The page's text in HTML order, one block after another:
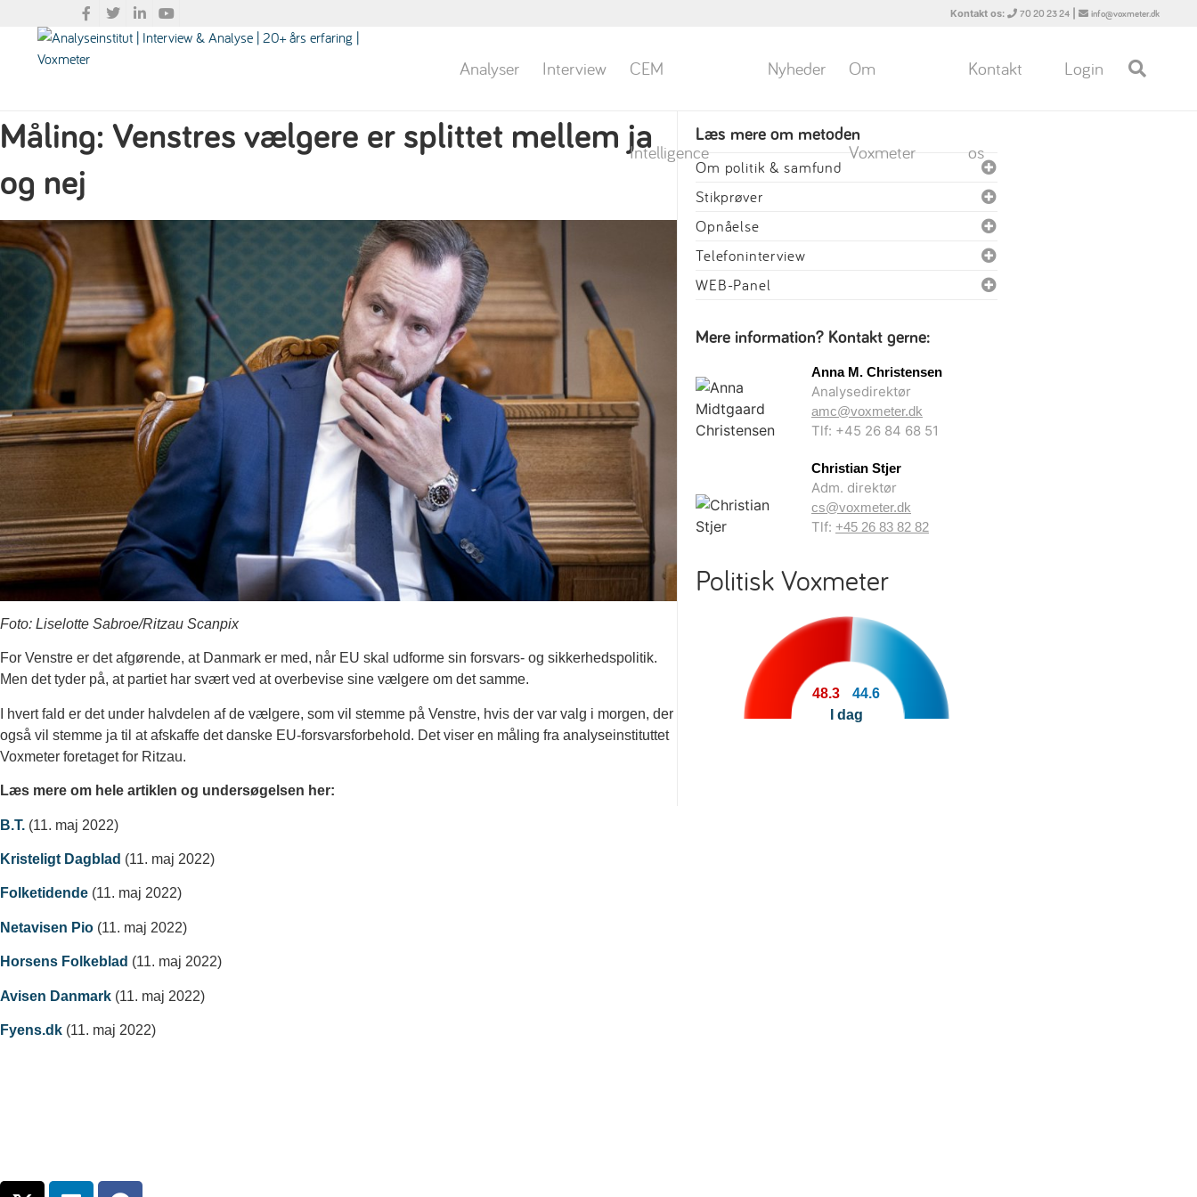
Kontakt os: 70 20 23 24 | info@voxmeter.dk
Analyser Interview CEM
Intelligence
Nyheder Om
Voxmeter
Kontakt
os
Login
Måling: Venstres vælgere er splittet mellem ja
og nej
Foto: Liselotte Sabroe/Ritzau Scanpix
For Venstre er det afgørende, at Danmark er med, når EU skal udforme sin forsvars- og sikkerhedspolitik.
Men det tyder på, at partiet har svært ved at overbevise sine vælgere om det samme.
I hvert fald er det under halvdelen af de vælgere, som vil stemme på Venstre, hvis der var valg i morgen, der
også vil stemme ja til at afskaffe det danske EU-forsvarsforbehold. Det viser en måling fra analyseinstituttet
Voxmeter foretaget for Ritzau.
Læs mere om hele artiklen og undersøgelsen her:
B.T. (11. maj 2022)
Kristeligt Dagblad (11. maj 2022)
Folketidende (11. maj 2022)
Netavisen Pio (11. maj 2022)
Horsens Folkeblad (11. maj 2022)
Avisen Danmark (11. maj 2022)
Fyens.dk (11. maj 2022)
Læs mere om metoden
Om politik & samfund
Stikprøver
Opnåelse
Telefoninterview
WEB-Panel
Mere information? Kontakt gerne:
Anna M. Christensen
Analysedirektør
amc@voxmeter.dk
Tlf: +45 26 84 68 51
Christian Stjer
Adm. direktør
cs@voxmeter.dk
Tlf: +45 26 83 82 82
Politisk Voxmeter
48.3
44.6
I dag